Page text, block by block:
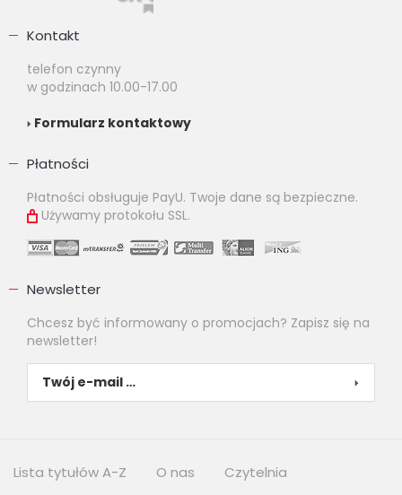
Kontakt
telefon czynny
w godzinach 10.00-17.00
Formularz kontaktowy
Płatności
Płatności obsługuje PayU. Twoje dane są bezpieczne.
Używamy protokołu SSL.
Newsletter
Chcesz być informowany o promocjach? Zapisz się na
newsletter!
Lista tytułów A-Z O nas Czytelnia